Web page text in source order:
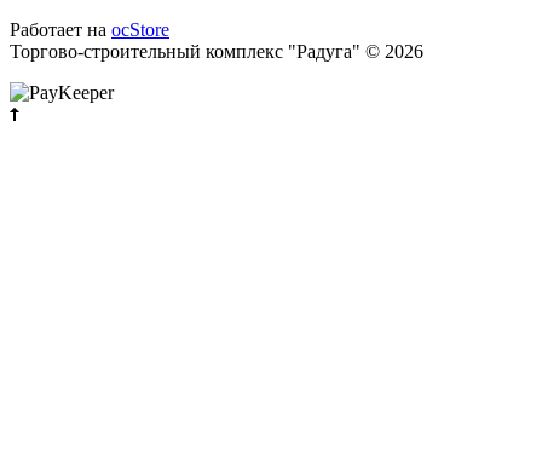
Работает на ocStore
Торгово-строительный комплекс "Радуга" © 2026